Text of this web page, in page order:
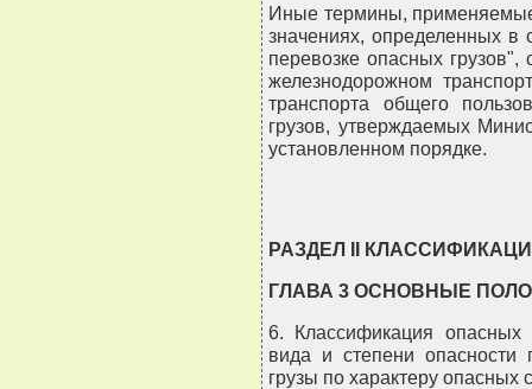
Иные термины,
значениях, определенных в
перевозке опасных
железнодорожном
транспорта общего
грузов, утверждаемых
установленном порядке.
РАЗДЕЛ II
ГЛАВА 3 ОСНОВНЫЕ
6. Классификация опасных
вида и степени опасности
грузы по характеру опасных